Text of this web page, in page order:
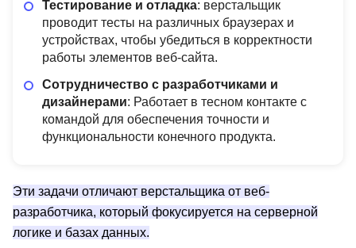
Тестирование и отладка: верстальщик
проводит тесты на различных браузерах и
устройствах, чтобы убедиться в корректности
работы элементов веб-сайта.
Сотрудничество с разработчиками и
дизайнерами: Работает в тесном контакте с
командой для обеспечения точности и
функциональности конечного продукта.
Эти задачи отличают верстальщика от веб-
разработчика, который фокусируется на серверной
логике и базах данных.